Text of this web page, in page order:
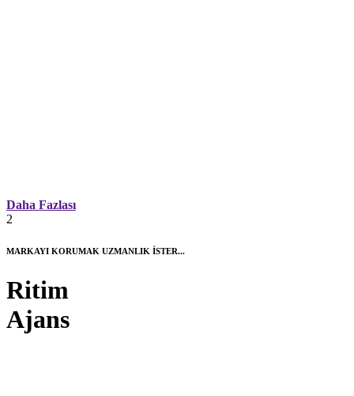
Daha Fazlası
2
MARKAYI KORUMAK UZMANLIK İSTER...
Ritim
Ajans